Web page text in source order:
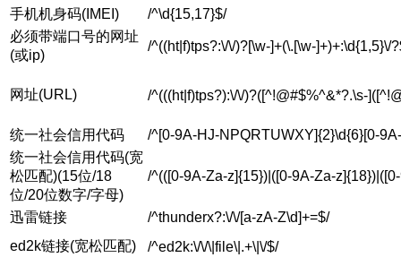
手机机身码(IMEI)
/^\d{15,17}$/
必须带端口号的网址
(或ip)
/^((ht|f)tps?:\/\/)?[\w-]+(\.[\w-]+)+:\d{1,5}\/
网址(URL) /^(((ht|f)tps?):\/\/)?([^!@#$%^&*?.\s-
统一社会信用代码
/^[0-9A-HJ-NPQRTUWXY]{2}\d{6}[0-
统一社会信用代码(宽
松匹配)(15位/18
位/20位数字/字母)
/^(([0-9A-Za-z]{15})|([0-9A-Za-
迅雷链接
/^thunderx?:\/\/[a-zA-Z\d]+=$/
ed2k链接(宽松匹配)
/^ed2k:\/\/\|file\|.+\|\/$/